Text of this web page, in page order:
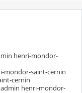
henri-mondor-
mondor-saint-cernin
cernin
henri-mondor-